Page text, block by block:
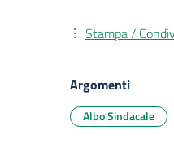
Stampa /
Argomenti
Albo Sindacale